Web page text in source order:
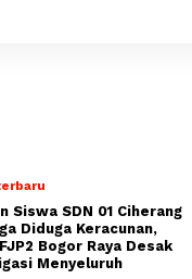
Siswa SDN 01 Ciherang
Diduga Keracunan,
Bogor Raya Desak
Menyeluruh